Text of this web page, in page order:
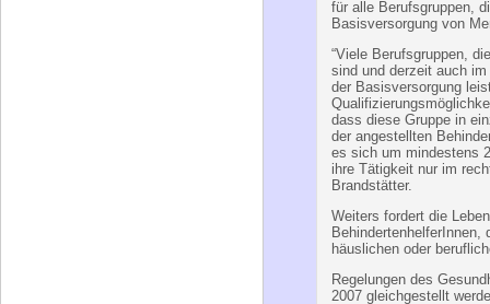
Die Lebenshilfe
Personenkreises für
Angehörige von
psychologisch
für alle Berufsgruppen,
Basisversorgung von
“Viele Berufsgruppen,
sind und derzeit auch
der Basisversorgung
der angestellten
es sich um mindestens
ihre Tätigkeit nur im
Weiters fordert die